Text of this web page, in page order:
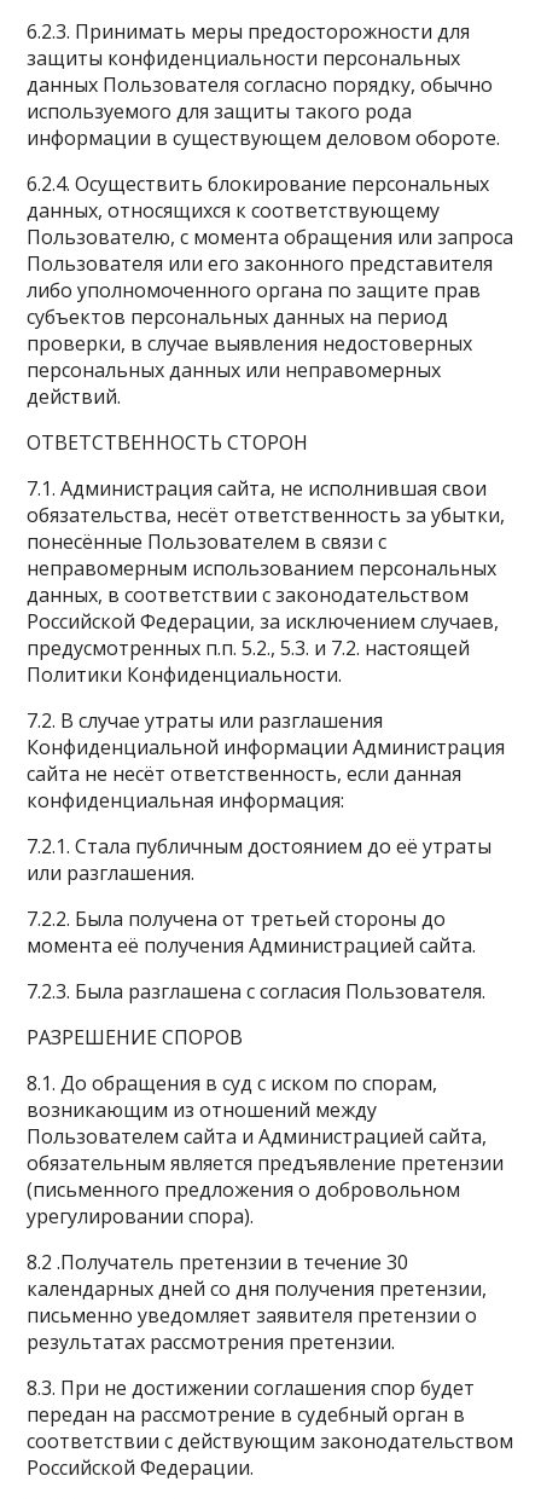
6.2.3. Принимать меры предосторожности для
защиты конфиденциальности персональных
данных Пользователя согласно порядку, обычно
используемого для защиты такого рода
информации в существующем деловом обороте.
6.2.4. Осуществить блокирование персональных
данных, относящихся к соответствующему
Пользователю, с момента обращения или запроса
Пользователя или его законного представителя
либо уполномоченного органа по защите прав
субъектов персональных данных на период
проверки, в случае выявления недостоверных
персональных данных или неправомерных
действий.
ОТВЕТСТВЕННОСТЬ СТОРОН
7.1. Администрация сайта, не исполнившая свои
обязательства, несёт ответственность за убытки,
понесённые Пользователем в связи с
неправомерным использованием персональных
данных, в соответствии с законодательством
Российской Федерации, за исключением случаев,
предусмотренных п.п. 5.2., 5.3. и 7.2. настоящей
Политики Конфиденциальности.
7.2. В случае утраты или разглашения
Конфиденциальной информации Администрация
сайта не несёт ответственность, если данная
конфиденциальная информация:
7.2.1. Стала публичным достоянием до её утраты
или разглашения.
7.2.2. Была получена от третьей стороны до
момента её получения Администрацией сайта.
7.2.3. Была разглашена с согласия Пользователя.
РАЗРЕШЕНИЕ СПОРОВ
8.1. До обращения в суд с иском по спорам,
возникающим из отношений между
Пользователем сайта и Администрацией сайта,
обязательным является предъявление претензии
(письменного предложения о добровольном
урегулировании спора).
8.2 .Получатель претензии в течение 30
календарных дней со дня получения претензии,
письменно уведомляет заявителя претензии о
результатах рассмотрения претензии.
8.3. При не достижении соглашения спор будет
передан на рассмотрение в судебный орган в
соответствии с действующим законодательством
Российской Федерации.